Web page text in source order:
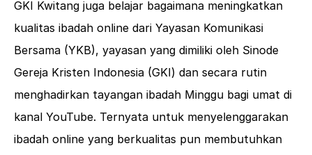
GKI Kwitang juga belajar bagaimana meningkatkan
kualitas ibadah online dari Yayasan Komunikasi
Bersama (YKB), yayasan yang dimiliki oleh Sinode
Gereja Kristen Indonesia (GKI) dan secara rutin
menghadirkan tayangan ibadah Minggu bagi umat di
kanal YouTube. Ternyata untuk menyelenggarakan
ibadah online yang berkualitas pun membutuhkan